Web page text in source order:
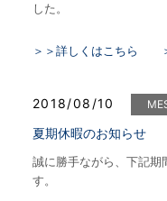
した。
＞＞詳しくはこちら
2018/08/10
夏期休暇のお知らせ
誠に勝手ながら、下記期
す。